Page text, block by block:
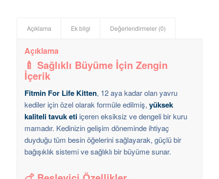
Açıklama Ek bilgi Değerlendirmeler (0)
Açıklama
🍼 Sağlıklı Büyüme İçin Zengin
İçerik
Fitmin For Life Kitten, 12 aya kadar olan yavru
kediler için özel olarak formüle edilmiş, yüksek
kaliteli tavuk etiiçeren eksiksiz ve dengeli bir kuru
mamadır. Kedinizin gelişim döneminde ihtiyaç
duyduğu tüm besin öğelerini sağlayarak, güçlü bir
bağışıklık sistemi ve sağlıklı bir büyüme sunar.